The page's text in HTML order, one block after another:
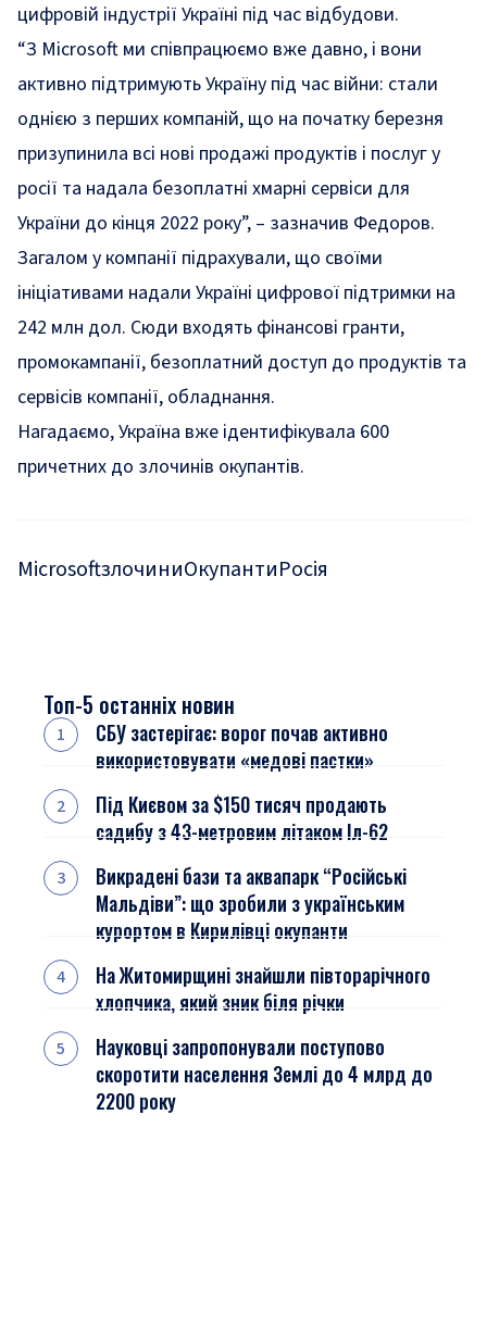
цифровій індустрії Україні під час відбудови.
“З Microsoft ми співпрацюємо вже давно, і вони
активно підтримують Україну під час війни: стали
однією з перших компаній, що на початку березня
призупинила всі нові продажі продуктів і послуг у
росії та надала безоплатні хмарні сервіси для
України до кінця 2022 року”, – зазначив Федоров.
Загалом у компанії підрахували, що своїми
ініціативами надали Україні цифрової підтримки на
242 млн дол. Сюди входять фінансові гранти,
промокампанії, безоплатний доступ до продуктів та
сервісів компанії, обладнання.
Нагадаємо, Україна вже ідентифікувала 600
причетних до злочинів окупантів.
MicrosoftзлочиниОкупантиРосія
Топ-5 останніх новин
СБУ застерігає: ворог почав активно
використовувати «медові пастки»
Під Києвом за $150 тисяч продають
садибу з 43-метровим літаком Іл-62
Викрадені бази та аквапарк “Російські
Мальдіви”: що зробили з українським
курортом в Кирилівці окупанти
На Житомирщині знайшли півторарічного
хлопчика, який зник біля річки
Науковці запропонували поступово
скоротити населення Землі до 4 млрд до
2200 року